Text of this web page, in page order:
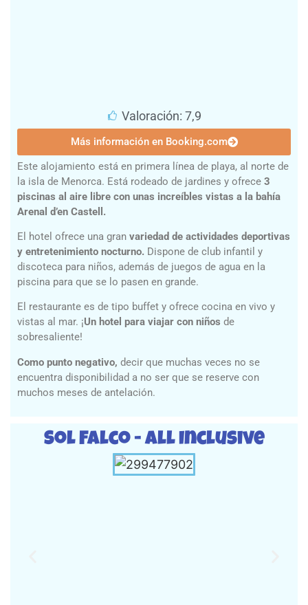
Valoración: 7,9
Más información en Booking.com
Este alojamiento está en primera línea de playa, al norte de
la isla de Menorca. Está rodeado de jardines y ofrece 3
piscinas al aire libre con unas increíbles vistas a la bahía
Arenal d’en Castell.
El hotel ofrece una gran variedad de actividades deportivas
y entretenimiento nocturno. Dispone de club infantil y
discoteca para niños, además de juegos de agua en la
piscina para que se lo pasen en grande.
El restaurante es de tipo buffet y ofrece cocina en vivo y
vistas al mar. ¡Un hotel para viajar con niños de
sobresaliente!
Como punto negativo, decir que muchas veces no se
encuentra disponibilidad a no ser que se reserve con
muchos meses de antelación.
Sol Falco - All Inclusive